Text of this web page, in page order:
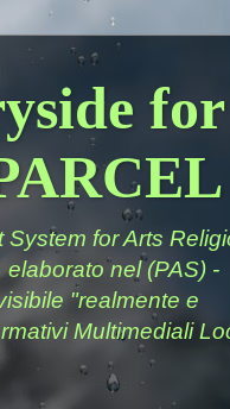
for
for Arts
nel (PAS) -
"realmente e
Multimediali